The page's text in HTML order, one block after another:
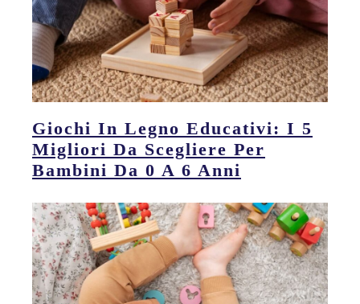
Giochi In Legno Educativi: I 5
Migliori Da Scegliere Per
Bambini Da 0 A 6 Anni